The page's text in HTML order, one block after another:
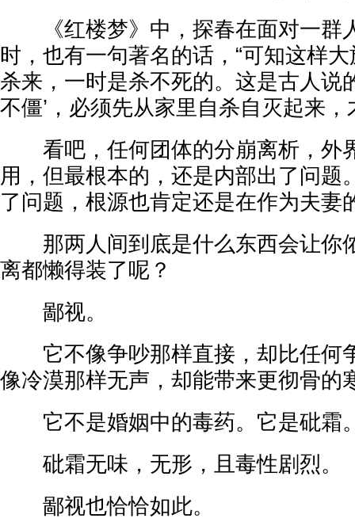
《红楼梦》中，探春在面对一群
时，也有一句著名的话，“可知这样
杀来，一时是杀不死的。这是古人说
不僵’，必须先从家里自杀自灭起来，
看吧，任何团体的分崩离析，外
用，但最根本的，还是内部出了问题
了问题，根源也肯定还是在作为夫妻
那两人间到底是什么东西会让你
离都懒得装了呢？
鄙视。
它不像争吵那样直接，却比任何
像冷漠那样无声，却能带来更彻骨的
它不是婚姻中的毒药。它是砒霜
砒霜无味，无形，且毒性剧烈。
鄙视也恰恰如此。